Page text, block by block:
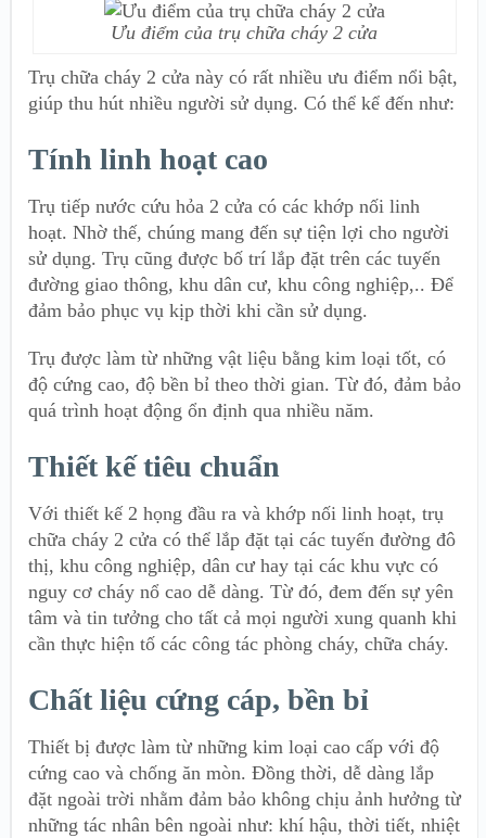
Ưu điểm của trụ chữa cháy 2 cửa
Trụ chữa cháy 2 cửa này có rất nhiều ưu điểm nổi bật,
giúp thu hút nhiều người sử dụng. Có thể kể đến như:
Tính linh hoạt cao
Trụ tiếp nước cứu hỏa 2 cửa có các khớp nối linh
hoạt. Nhờ thế, chúng mang đến sự tiện lợi cho người
sử dụng. Trụ cũng được bố trí lắp đặt trên các tuyến
đường giao thông, khu dân cư, khu công nghiệp,.. Để
đảm bảo phục vụ kịp thời khi cần sử dụng.
Trụ được làm từ những vật liệu bằng kim loại tốt, có
độ cứng cao, độ bền bỉ theo thời gian. Từ đó, đảm bảo
quá trình hoạt động ổn định qua nhiều năm.
Thiết kế tiêu chuẩn
Với thiết kế 2 họng đầu ra và khớp nối linh hoạt, trụ
chữa cháy 2 cửa có thể lắp đặt tại các tuyến đường đô
thị, khu công nghiệp, dân cư hay tại các khu vực có
nguy cơ cháy nổ cao dễ dàng. Từ đó, đem đến sự yên
tâm và tin tưởng cho tất cả mọi người xung quanh khi
cần thực hiện tố các công tác phòng cháy, chữa cháy.
Chất liệu cứng cáp, bền bỉ
Thiết bị được làm từ những kim loại cao cấp với độ
cứng cao và chống ăn mòn. Đồng thời, dễ dàng lắp
đặt ngoài trời nhằm đảm bảo không chịu ảnh hưởng từ
những tác nhân bên ngoài như: khí hậu, thời tiết, nhiệt